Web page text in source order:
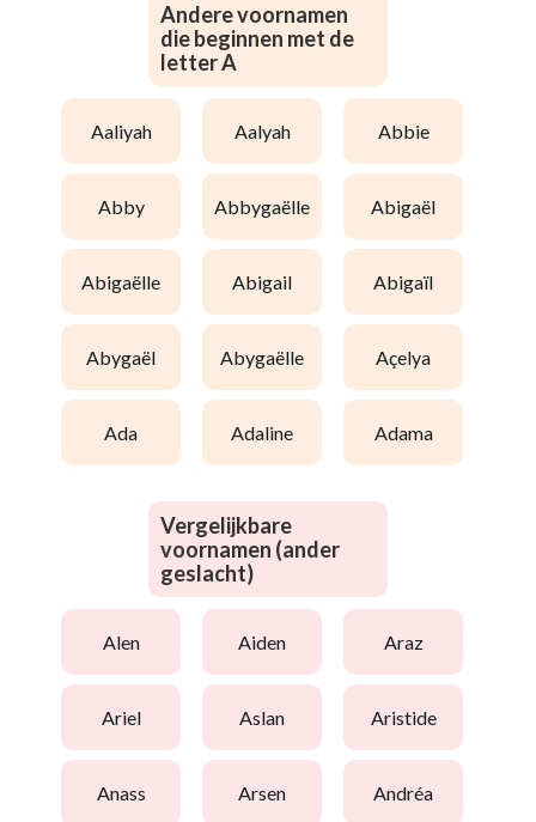
Andere voornamen
die beginnen met de
letter A
aaliyah aalyah abbie
abby abbygaëlle abigaël
abigaëlle abigail abigaïl
abygaël abygaëlle açelya
ada adaline adama
Vergelijkbare
voornamen (ander
geslacht)
alen aiden araz
ariel aslan aristide
anass arsen andréa